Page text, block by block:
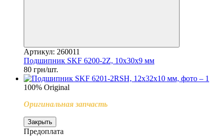
Артикул: 260011
Подшипник SKF 6200-2Z, 10x30x9 мм
80 грн/шт.
100% Original
Оригинальная запчасть
Закрыть
Предоплата